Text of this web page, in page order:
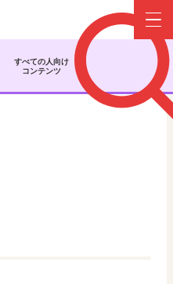
すべての人向け
コンテンツ